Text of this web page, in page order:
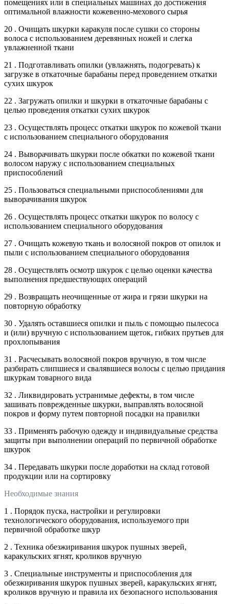
помещениях или в специальных машинах до достижения
оптимальной влажности кожевенно-мехового сырья
20 . Очищать шкурки каракуля после сушки со стороны
волоса с использованием деревянных ножей и слегка
увлажненной ткани
21 . Подготавливать опилки (увлажнять, подогревать) к
загрузке в откаточные барабаны перед проведением откатки
сухих шкурок
22 . Загружать опилки и шкурки в откаточные барабаны с
целью проведения откатки сухих шкурок
23 . Осуществлять процесс откатки шкурок по кожевой ткани
с использованием специального оборудования
24 . Выворачивать шкурки после обкатки по кожевой ткани
волосом наружу с использованием специальных
приспособлений
25 . Пользоваться специальными приспособлениями для
выворачивания шкурок
26 . Осуществлять процесс откатки шкурок по волосу с
использованием специального оборудования
27 . Очищать кожевую ткань и волосяной покров от опилок и
пыли с использованием специального оборудования
28 . Осуществлять осмотр шкурок с целью оценки качества
выполнения предшествующих операций
29 . Возвращать неочищенные от жира и грязи шкурки на
повторную обработку
30 . Удалять оставшиеся опилки и пыль с помощью пылесоса
и (или) вручную с использованием щеток, гибких прутьев для
прохлопывания
31 . Расчесывать волосяной покров вручную, в том числе
разбирать слипшиеся и свалявшиеся волосы с целью придания
шкуркам товарного вида
32 . Ликвидировать устранимые дефекты, в том числе
зашивать поврежденные шкурки, выправлять волосяной
покров и форму путем повторной посадки на правилки
33 . Применять рабочую одежду и индивидуальные средства
защиты при выполнении операций по первичной обработке
шкурок
34 . Передавать шкурки после доработки на склад готовой
продукции или на сортировку
Необходимые знания
1 . Порядок пуска, настройки и регулировки
технологического оборудования, используемого при
первичной обработке шкур
2 . Техника обезжиривания шкурок пушных зверей,
каракульских ягнят, кроликов вручную
3 . Специальные инструменты и приспособления для
обезжиривания шкурок пушных зверей, каракульских ягнят,
кроликов вручную и правила их безопасного использования